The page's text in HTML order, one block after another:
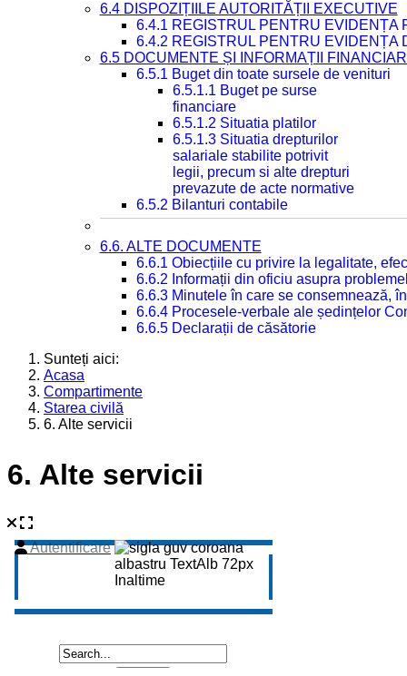
6.4 DISPOZIȚIILE AUTORITĂȚII EXECUTIVE
6.4.1 REGISTRUL PENTRU EVIDENȚA
6.4.2 REGISTRUL PENTRU EVIDENȚA
6.5 DOCUMENTE ȘI INFORMAȚII
6.5.1 Buget din toate sursele de venituri
6.5.1.1 Buget pe surse
financiare
6.5.1.2 Situatia platilor
6.5.1.3 Situatia drepturilor
salariale stabilite potrivit
legii, precum si alte drepturi
prevazute de acte normative
6.5.2 Bilanturi contabile
6.6. ALTE DOCUMENTE
6.6.1 Obiecțiile cu privire la legalitate,
6.6.2 Informații din oficiu asupra
6.6.3 Minutele în care se consemnează,
6.6.4 Procesele-verbale ale ședințelor
6.6.5 Declarații de căsătorie
Sunteți aici:
Acasa
Compartimente
Starea civilă
6. Alte servicii
6. Alte servicii